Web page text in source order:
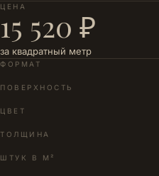
ЦЕНА
15 520 ₽
за квадратный метр
ФОРМАТ
ПОВЕРХНОСТЬ
ЦВЕТ
ТОЛЩИНА
ШТУК В М²